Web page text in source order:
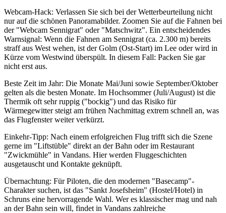
Webcam-Hack: Verlassen Sie sich bei der Wetterbeurteilung nicht
nur auf die schönen Panoramabilder. Zoomen Sie auf die Fahnen bei
der "Webcam Sennigrat" oder "Matschwitz". Ein entscheidendes
Warnsignal: Wenn die Fahnen am Sennigrat (ca. 2.300 m) bereits
straff aus West wehen, ist der Golm (Ost-Start) im Lee oder wird in
Kürze vom Westwind überspült. In diesem Fall: Packen Sie gar
nicht erst aus.
Beste Zeit im Jahr: Die Monate Mai/Juni sowie September/Oktober
gelten als die besten Monate. Im Hochsommer (Juli/August) ist die
Thermik oft sehr ruppig ("bockig") und das Risiko für
Wärmegewitter steigt am frühen Nachmittag extrem schnell an, was
das Flugfenster weiter verkürzt.
Einkehr-Tipp: Nach einem erfolgreichen Flug trifft sich die Szene
gerne im "Liftstüble" direkt an der Bahn oder im Restaurant
"Zwickmühle" in Vandans. Hier werden Fluggeschichten
ausgetauscht und Kontakte geknüpft.
Übernachtung: Für Piloten, die den modernen "Basecamp"-
Charakter suchen, ist das "Sankt Josefsheim" (Hostel/Hotel) in
Schruns eine hervorragende Wahl. Wer es klassischer mag und nah
an der Bahn sein will, findet in Vandans zahlreiche